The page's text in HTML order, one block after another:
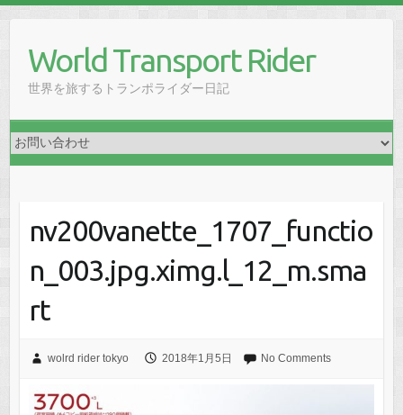
contentWorld Transport Rider
世界を旅するトランポライダー日記
nv200vanette_1707_functio
n_003.jpg.ximg.l_12_m.sma
rt
wolrd rider tokyo 2018年1月5日 No Comments